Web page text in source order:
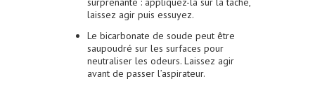
laissez agir puis essuyez.
Le bicarbonate de soude peut être
saupoudré sur les surfaces pour
neutraliser les odeurs. Laissez agir
avant de passer l’aspirateur.